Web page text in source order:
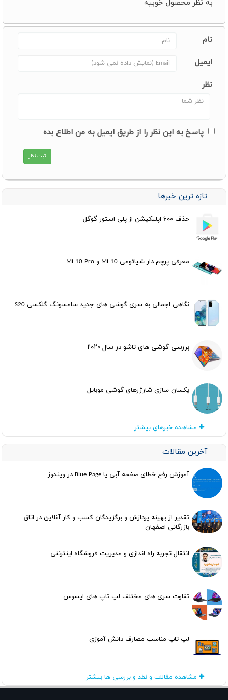
به نظر محصول خوبيه
نام
ایمیل
نظر
پاسخ به این نظر را از طریق ایمیل به من اطلاع بده
تازه ترین خبرها
حذف ۶۰۰ اپلیکیشن از پلی استور گوگل
معرفی پرچم دار شیائومی Mi 10 و Mi 10 Pro
نگاهی اجمالی به سری گوشی های جدید سامسونگ گلکسی S20
بررسی گوشی های تاشو در سال ۲۰۲۰
یکسان سازی شارژرهای گوشی موبایل
مشاهده خبرهای بیشتر
آخرین مقالات
آموزش رفع خطای صفحه آبی یا Blue Page در ویندوز
تقدیر از بهینه پردازش و برگزیدگان کسب و کار آنلاین در اتاق
بازرگانی اصفهان
انتقال تجربه راه اندازی و مدیریت فروشگاه اینترنتی
تفاوت سری های مختلف لپ تاپ های ایسوس
لپ تاپ مناسب مصارف دانش آموزی
مشاهده مقالات و نقد و بررسی ها بیشتر